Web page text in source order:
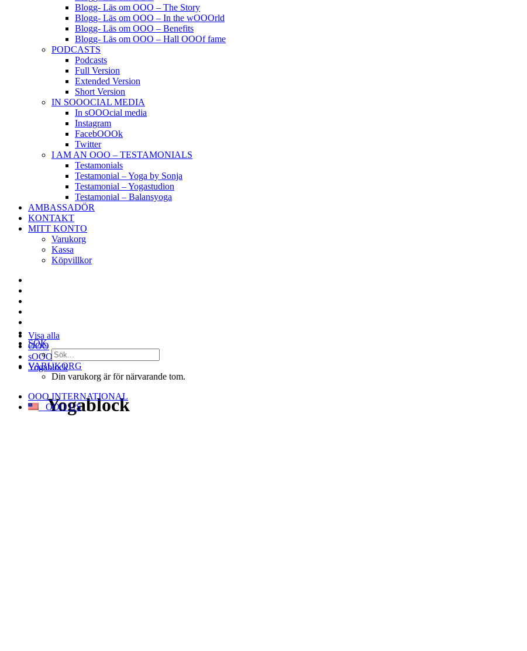
Blogg- Läs om OOO – The Story
Blogg- Läs om OOO – In the wOOOrld
Blogg- Läs om OOO – Benefits
Blogg- Läs om OOO – Hall OOOf fame
PODCASTS
Podcasts
Full Version
Extended Version
Short Version
IN SOOOCIAL MEDIA
In sOOOcial media
Instagram
FacebOOOk
Twitter
I AM AN OOO – TESTAMONIALS
Testamonials
Testamonial – Yoga by Sonja
Testamonial – Yogastudion
Testamonial – Balansyoga
AMBASSADÖR
KONTAKT
MITT KONTO
Varukorg
Kassa
Köpvillkor
SÖK
VARUKORG
Din varukorg är för närvarande tom.
OOO INTERNATIONAL
OOO US
Yogablock
Visa alla
OOO
sOOOft
Yogablock